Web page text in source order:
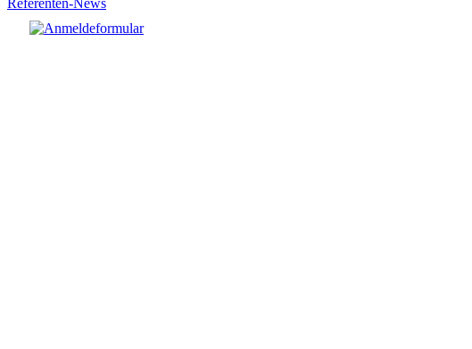
Referenten-News